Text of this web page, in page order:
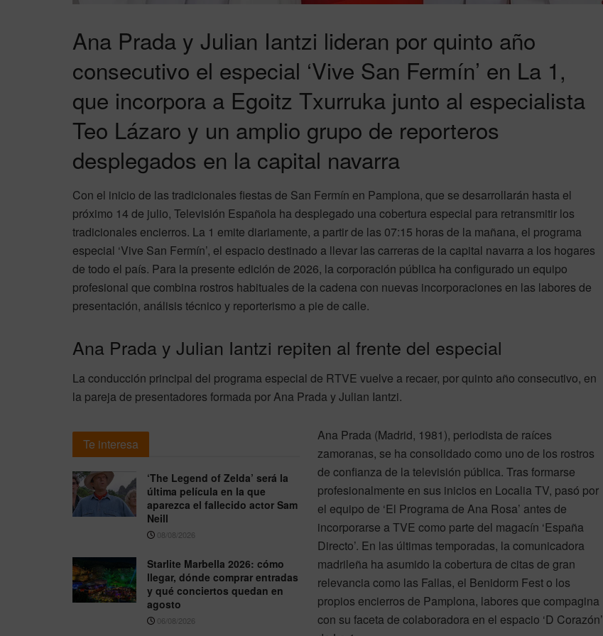
Ana Prada y Julian Iantzi lideran por quinto año
consecutivo el especial ‘Vive San Fermín’ en La 1,
que incorpora a Egoitz Txurruka junto al especialista
Teo Lázaro y un amplio grupo de reporteros
desplegados en la capital navarra
Con el inicio de las tradicionales fiestas de San Fermín en Pamplona, que se desarrollarán hasta el
próximo 14 de julio, Televisión Española ha desplegado una cobertura especial para retransmitir los
tradicionales encierros. La 1 emite diariamente, a partir de las 07:15 horas de la mañana, el programa
especial ‘Vive San Fermín’, el espacio destinado a llevar las carreras de la capital navarra a los hogares
de todo el país. Para la presente edición de 2026, la corporación pública ha configurado un equipo
profesional que combina rostros habituales de la cadena con nuevas incorporaciones en las labores de
presentación, análisis técnico y reporterismo a pie de calle.
Ana Prada y Julian Iantzi repiten al frente del especial
La conducción principal del programa especial de RTVE vuelve a recaer, por quinto año consecutivo, en
la pareja de presentadores formada por Ana Prada y Julian Iantzi.
Te interesa
‘The Legend of Zelda’ será la
última película en la que
aparezca el fallecido actor Sam
Neill
08/08/2026
Starlite Marbella 2026: cómo
llegar, dónde comprar entradas
y qué conciertos quedan en
agosto
06/08/2026
Ana Prada (Madrid, 1981), periodista de raíces
zamoranas, se ha consolidado como uno de los rostros
de confianza de la televisión pública. Tras formarse
profesionalmente en sus inicios en Localia TV, pasó por
el equipo de ‘El Programa de Ana Rosa’ antes de
incorporarse a TVE como parte del magacín ‘España
Directo’. En las últimas temporadas, la comunicadora
madrileña ha asumido la cobertura de citas de gran
relevancia como las Fallas, el Benidorm Fest o los
propios encierros de Pamplona, labores que compagina
con su faceta de colaboradora en el espacio ‘D Corazón’